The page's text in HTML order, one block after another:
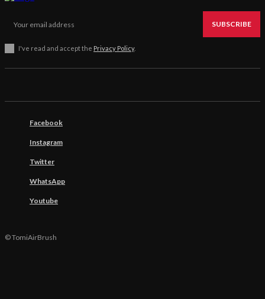
SUBSCRIBE
I've read and accept the Privacy Policy.
Facebook
Instagram
Twitter
WhatsApp
Youtube
© TomiAirBrush